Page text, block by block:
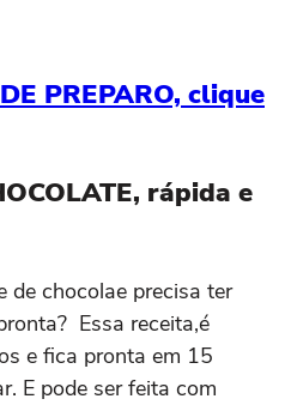
PREPARO, clique
rápida e
de chocolae precisa ter
Essa receita,é
e fica pronta em 15
E pode ser feita com